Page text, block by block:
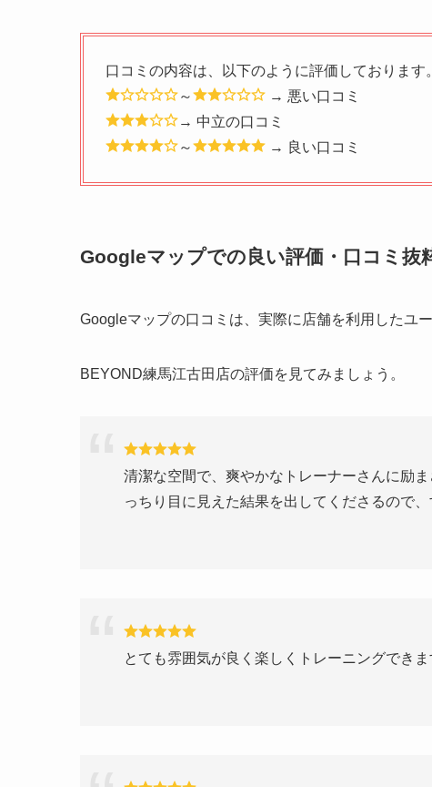
口コミの内容は、以下のように評価しております。
～
→ 悪い口コミ
→ 中立の口コミ
～
→ 良い口コミ
Googleマップでの良い評価・口コミ抜
Googleマップの口コミは、実際に店舗を利用したユ
BEYOND練馬江古田店の評価を見てみましょう。
清潔な空間で、爽やかなトレーナーさんに励
っちり目に見えた結果を出してくださるので
とても雰囲気が良く楽しくトレーニングできま